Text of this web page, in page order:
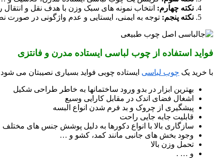
نکته چهارم: انتخاب نمونه های سبک وزن با هدف نقل و
نکته پنجم: توجه به ایمنی، ایستایی و عدم واژگونی در صورت
فواید استفاده از چوب لباسی ایستاده مدرن و فانتزی
با خرید یک چوب لباسی ایستاده چوبی فواید بسیاری نصیبتان می
بهترین ابزار در بدو ورود ساختمانها به خاطر طراحی شکیل
اشغال فضای اندک در مقابل کارایی وسیع
پیشگیری از چروک و بد فرم شدن انواع البسه
قابلیت جابه جایی راحت
سازگاری بالا با انواع دکورها به دلیل پوشش جنس های
وجود بخش های جانبی مانند کمد، کشو و …
تحمل وزن بالا
و … .